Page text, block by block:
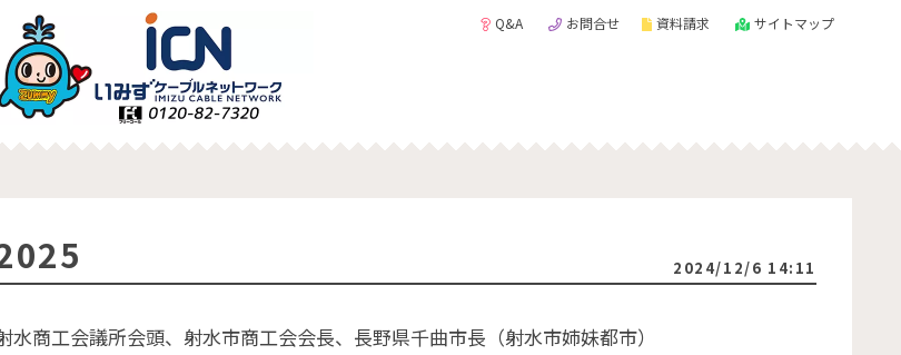
Q&A お問合せ 資料請求 サイトマップ
2024/12/6 14:11
商工会議所会頭、射水市商工会会長、長野県千曲市長（射水市姉妹都市）